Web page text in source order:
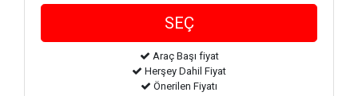
Araç Başı fiyat
Herşey Dahil Fiyat
Önerilen Fiyatı